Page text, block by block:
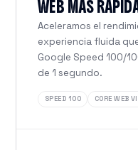
WEB MÁS
Aceleramos el
experiencia fluida
Google Speed 100/
de 1 segundo.
SPEED 100 CORE WEB